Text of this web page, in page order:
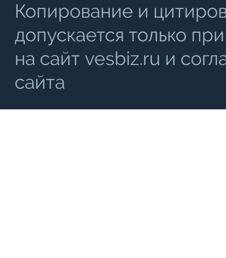
Копирование и
допускается только
на сайт vesbiz.ru и
сайта